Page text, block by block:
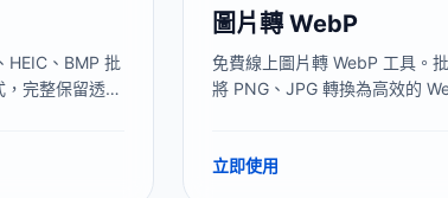
HEIC、BMP 批
完整保留透明
圖片不上傳
圖片轉 WebP
免費線上圖片轉 WebP 工具。
將 PNG、JPG 轉換為高效的
立即使用